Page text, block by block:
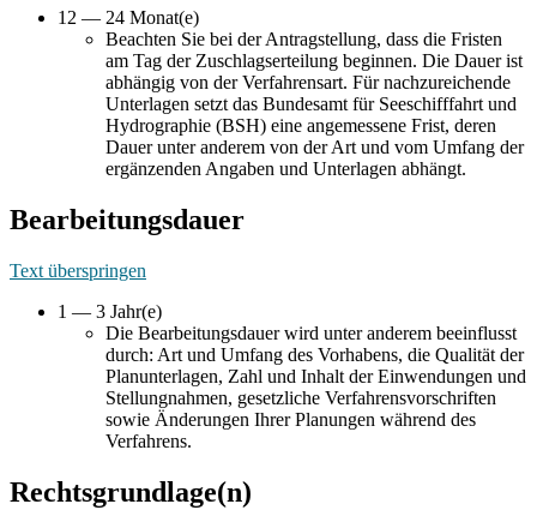
12 — 24 Monat(e)
Beachten Sie bei der Antragstellung, dass die Fristen
am Tag der Zuschlagserteilung beginnen. Die Dauer ist
abhängig von der Verfahrensart. Für nachzureichende
Unterlagen setzt das Bundesamt für Seeschifffahrt und
Hydrographie (BSH) eine angemessene Frist, deren
Dauer unter anderem von der Art und vom Umfang der
ergänzenden Angaben und Unterlagen abhängt.
Bearbeitungsdauer
Text überspringen
1 — 3 Jahr(e)
Die Bearbeitungsdauer wird unter anderem beeinflusst
durch: Art und Umfang des Vorhabens, die Qualität der
Planunterlagen, Zahl und Inhalt der Einwendungen und
Stellungnahmen, gesetzliche Verfahrensvorschriften
sowie Änderungen Ihrer Planungen während des
Verfahrens.
Rechtsgrundlage(n)